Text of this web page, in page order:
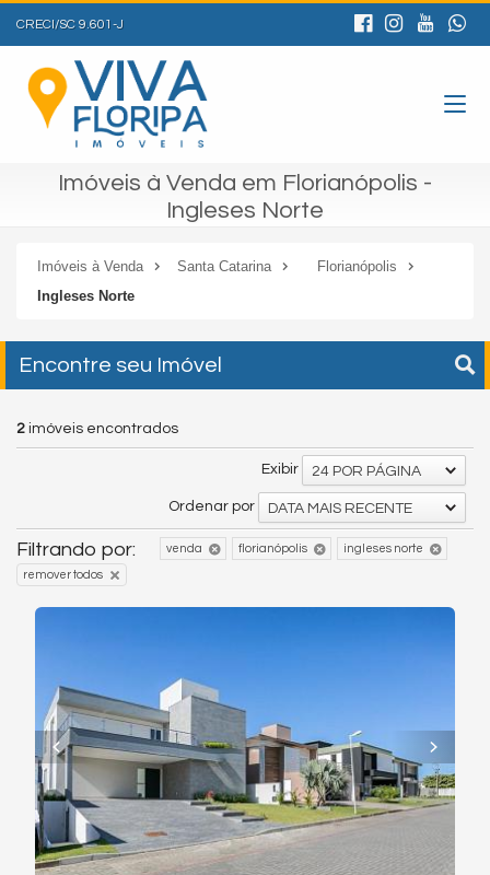
CRECI/SC 9.601-J
Imóveis à Venda em Florianópolis -
Ingleses Norte
Imóveis à Venda Santa Catarina
Florianópolis
Ingleses Norte
Encontre seu Imóvel
2 imóveis encontrados
Exibir 24 POR PÁGINA
Ordenar por DATA MAIS RECENTE
Filtrando por: venda florianópolis ingleses norte
remover todos